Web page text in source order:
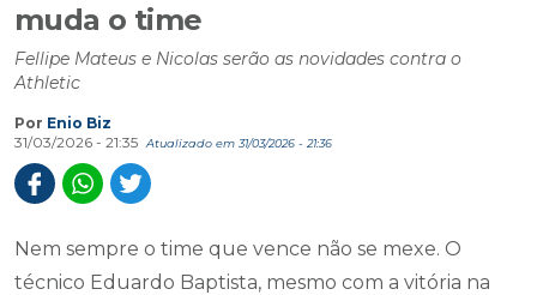
muda o time
Fellipe Mateus e Nicolas serão as novidades contra o
Athletic
Por Enio Biz
31/03/2026 - 21:35
Atualizado em 31/03/2026 - 21:36
Nem sempre o time que vence não se mexe. O
técnico Eduardo Baptista, mesmo com a vitória na